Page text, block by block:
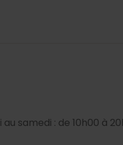
samedi : de 10h00 à